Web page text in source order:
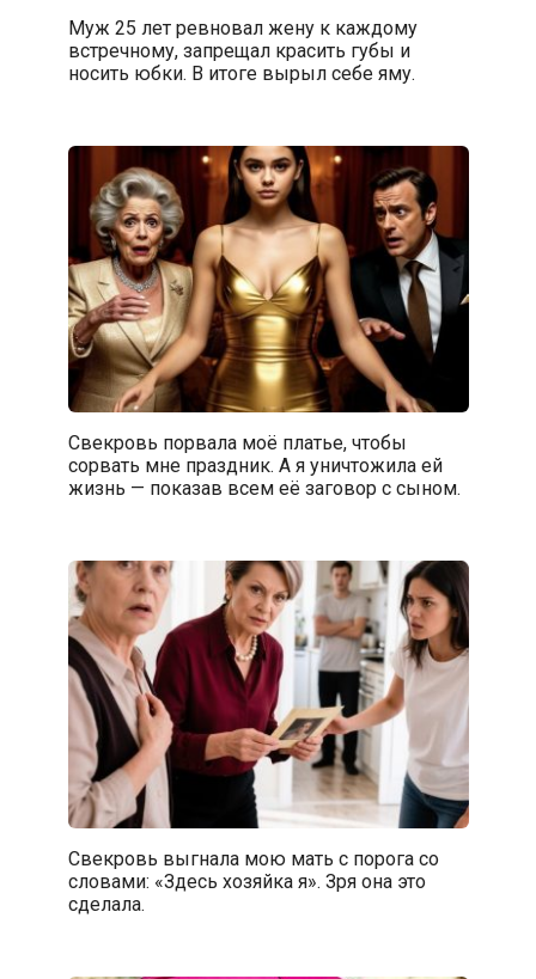
Муж 25 лет ревновал жену к каждому
встречному, запрещал красить губы и
носить юбки. В итоге вырыл себе яму.
Свекровь порвала моё платье, чтобы
сорвать мне праздник. А я уничтожила ей
жизнь — показав всем её заговор с сыном.
Свекровь выгнала мою мать с порога со
словами: «Здесь хозяйка я». Зря она это
сделала.